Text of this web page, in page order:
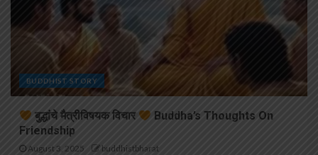
BUDDHIST STORY
बुद्धांचे मैत्रीविषयक विचार
Buddha’s Thoughts On
Friendship
August 3, 2025 buddhistbharat